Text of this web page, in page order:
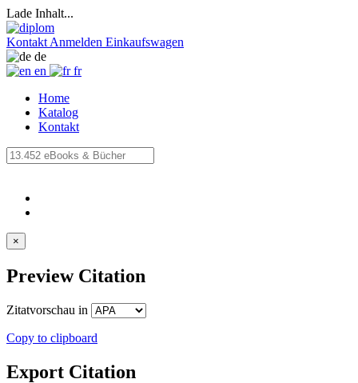
Lade Inhalt...
Kontakt Anmelden Einkaufswagen
de
en
fr
Home
Katalog
Kontakt
×
Preview Citation
Zitatvorschau in
Copy to clipboard
Export Citation